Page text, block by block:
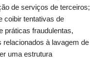
de serviços de terceiros;
coibir tentativas de
práticas fraudulentas,
à lavagem de
uma estrutura